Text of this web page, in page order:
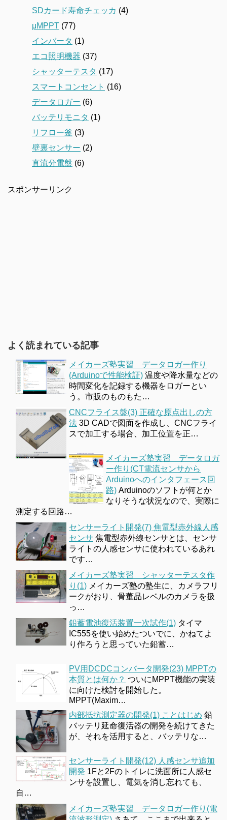
SDカード寿命チェッカ (4)
μMPPT (77)
インバータ (1)
エコ照明機器 (37)
シャッターテスタ (17)
スマートコンセント (16)
データロガー (6)
バッテリモニタ (1)
リフロー釜 (3)
壁裏センサー (2)
直流分電盤 (6)
スポンサーリンク
よく読まれている記事
メイカーズ塾実習 データロガー作り
(Arduinoで性能検証) 温度や降水量などの
時間変化を記録する機器をロガーとい
う。市販のものもた…
CNCフライス盤(3) 正確な原点出しの方
法 3D CADで図面を作成し、CNCフライ
スで加工する場合、加工位置を正…
メイカーズ塾実習 データロガ
ー作り(CT電流センサから
Arduinoへのインタフェース回
路) Arduinoのソフトが何とか
なりそうな状況なので、実際に
測定する回路…
センサーライト開発(7) 焦電型赤外線人感
センサ 焦電型赤外線センサとは、センサ
ライトの人感センサに使われているあれ
です…
メイカーズ塾実習 シャッターテスタ作
り(1) メイカーズ塾の塾生に、カメラフリ
ークがおり、骨董品レベルのカメラを扱
っ…
鉛蓄電池復活装置一次試作(1) タイマ
IC555を使い始めたついでに、かねてよ
り作ろうと思っていた鉛蓄…
PV用DCDCコンバータ開発(23) MPPTの
本質とは何か？ ついにMPPT機能の実装
に向けた検討を開始した。
MPPT(Maxim…
内部抵抗測定器の開発(1) ことはじめ 鉛
バッテリ延命復活器の開発を続けてきた
が、それを活用すると、バッテリな…
センサーライト開発(12) 人感センサ追加
開発 1Fと2Fのトイレに洗面所に人感セ
ンサを設置し、電気を消し忘れても、
自…
メイカーズ塾実習 データロガー作り(電